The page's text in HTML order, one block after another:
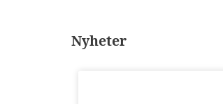
Nyheter